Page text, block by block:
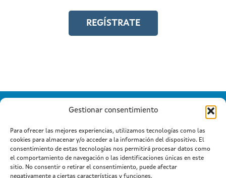
Gestionar consentimiento
Para ofrecer las mejores experiencias, utilizamos tecnologías como las
cookies para almacenar y/o acceder a la información del dispositivo. El
consentimiento de estas tecnologías nos permitirá procesar datos como
el comportamiento de navegación o las identificaciones únicas en este
sitio. No consentir o retirar el consentimiento, puede afectar
negativamente a ciertas características y funciones.
REGÍSTRATE
Información mantida e publicada na Internet pola Xunta de
Galicia
Atención a cidadanía|Suxestións e queixas
Aviso legal